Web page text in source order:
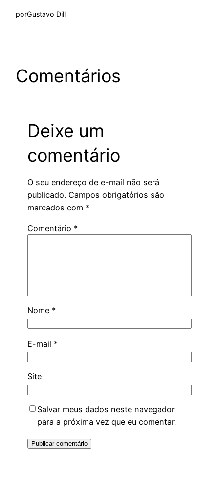
porGustavo Dill
Comentários
Deixe um
comentário
O seu endereço de e-mail não será
publicado. Campos obrigatórios são
marcados com *
Comentário *
Nome *
E-mail *
Site
Salvar meus dados neste navegador
para a próxima vez que eu comentar.